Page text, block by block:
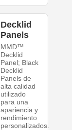
Decklid
Panels
MMD™
Decklid
Panel; Black
Decklid
Panels de
alta calidad
utilizado
para una
apariencia y
rendimiento
personalizados.